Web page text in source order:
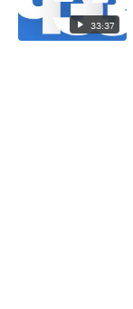
33:37